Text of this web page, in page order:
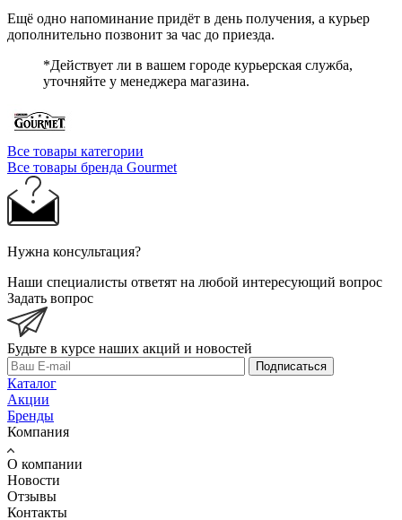
Ещё одно напоминание придёт в день получения, а курьер
дополнительно позвонит за час до приезда.
*Действует ли в вашем городе курьерская служба,
уточняйте у менеджера магазина.
Все товары категории
Все товары бренда Gourmet
Нужна консультация?
Наши специалисты ответят на любой интересующий вопрос
Задать вопрос
Будьте в курсе наших акций и новостей
Подписаться
Каталог
Акции
Бренды
Компания
О компании
Новости
Отзывы
Контакты